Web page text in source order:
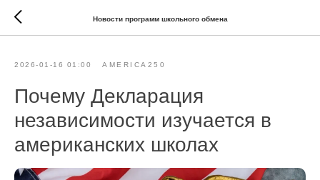
Новости программ школьного обмена
2026-01-16 01:00 AMERICA250
Почему Декларация
независимости изучается в
американских школах